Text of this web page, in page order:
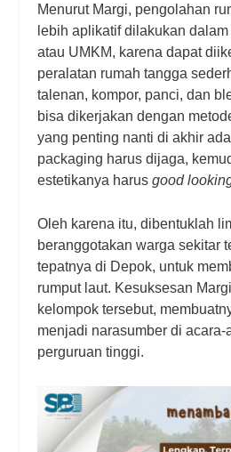
Menurut Margi, pengolahan
lebih aplikatif dilakukan
atau UMKM, karena dapat
peralatan rumah tangga
talenan, kompor, panci, dan
bisa dikerjakan dengan
yang penting nanti di akhir
packaging harus dijaga,
estetikanya harusgood
Oleh karena itu, dibentuklah
beranggotakan warga sekitar
tepatnya di Depok, untuk
rumput laut. Kesuksesan
kelompok tersebut,
menjadi narasumber di acara-
perguruan tinggi.